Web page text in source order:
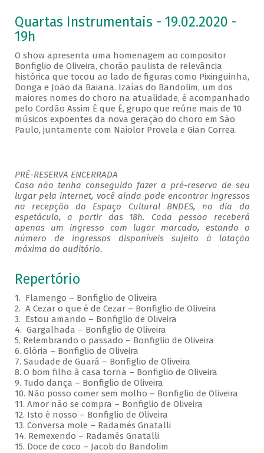
Quartas Instrumentais - 19.02.2020 -
19h
O show apresenta uma homenagem ao compositor
Bonfiglio de Oliveira, chorão paulista de relevância
histórica que tocou ao lado de figuras como Pixinguinha,
Donga e João da Baiana. Izaías do Bandolim, um dos
maiores nomes do choro na atualidade, é acompanhado
pelo Cordão Assim É que É, grupo que reúne mais de 10
músicos expoentes da nova geração do choro em São
Paulo, juntamente com Naiolor Provela e Gian Correa.
PRÉ-RESERVA ENCERRADA
Caso não tenha conseguido fazer a pré-reserva de seu
lugar pela internet, você ainda pode encontrar ingressos
na recepção do Espaço Cultural BNDES, no dia do
espetáculo, a partir das 18h. Cada pessoa receberá
apenas um ingresso com lugar marcado, estando o
número de ingressos disponíveis sujeito à lotação
máxima do auditório.
Repertório
1. Flamengo – Bonfiglio de Oliveira
2. A Cezar o que é de Cezar – Bonfiglio de Oliveira
3. Estou amando – Bonfiglio de Oliveira
4. Gargalhada – Bonfiglio de Oliveira
5. Relembrando o passado – Bonfiglio de Oliveira
6. Glória – Bonfiglio de Oliveira
7. Saudade de Guará – Bonfiglio de Oliveira
8. O bom filho à casa torna – Bonfiglio de Oliveira
9. Tudo dança – Bonfiglio de Oliveira
10. Não posso comer sem molho – Bonfiglio de Oliveira
11. Amor não se compra – Bonfiglio de Oliveira
12. Isto é nosso – Bonfiglio de Oliveira
13. Conversa mole – Radamés Gnatalli
14. Remexendo – Radamés Gnatalli
15. Doce de coco – Jacob do Bandolim